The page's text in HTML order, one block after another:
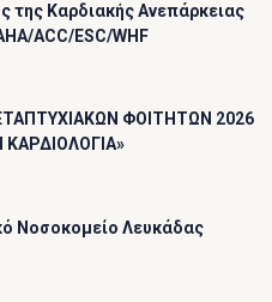
της Καρδιακής Ανεπάρκειας
ACC/ESC/WHF
ΦΟΙΤΗΤΩΝ 2026
Νοσοκομείο Λευκάδας